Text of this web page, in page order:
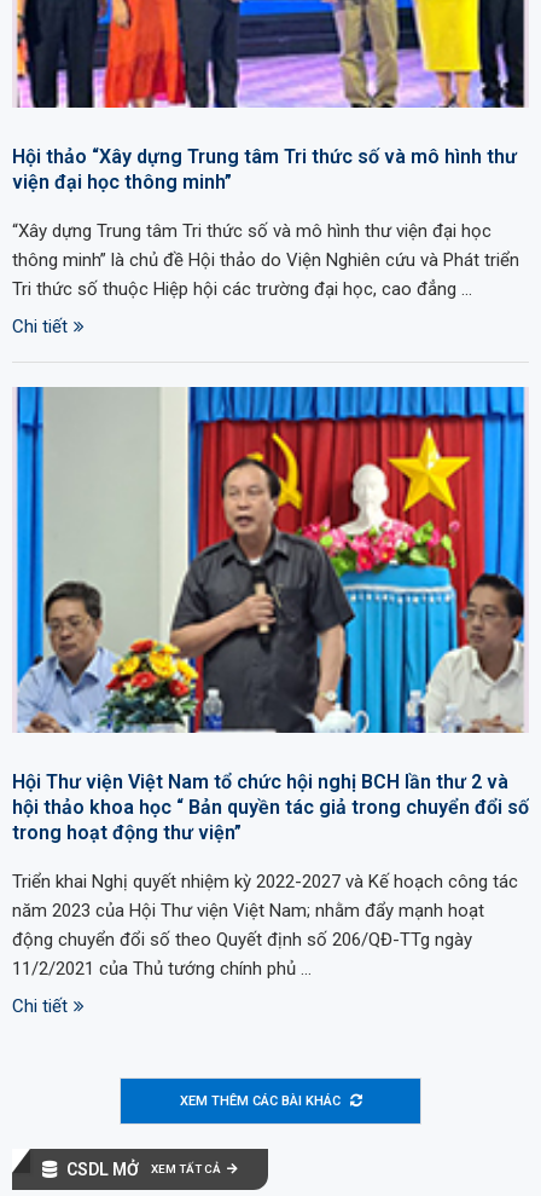
Hội thảo “Xây dựng Trung tâm Tri thức số và mô hình thư
viện đại học thông minh”
“Xây dựng Trung tâm Tri thức số và mô hình thư viện đại học
thông minh” là chủ đề Hội thảo do Viện Nghiên cứu và Phát triển
Tri thức số thuộc Hiệp hội các trường đại học, cao đẳng …
Chi tiết
Hội Thư viện Việt Nam tổ chức hội nghị BCH lần thư 2 và
hội thảo khoa học “ Bản quyền tác giả trong chuyển đổi số
trong hoạt động thư viện”
Triển khai Nghị quyết nhiệm kỳ 2022-2027 và Kế hoạch công tác
năm 2023 của Hội Thư viện Việt Nam; nhằm đẩy mạnh hoạt
động chuyển đổi số theo Quyết định số 206/QĐ-TTg ngày
11/2/2021 của Thủ tướng chính phủ …
Chi tiết
XEM THÊM CÁC BÀI KHÁC
CSDL MỞ XEM TẤT CẢ